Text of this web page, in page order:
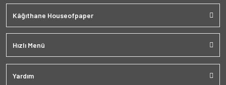
Kâğıthane Houseofpaper
Hızlı Menü
Yardım